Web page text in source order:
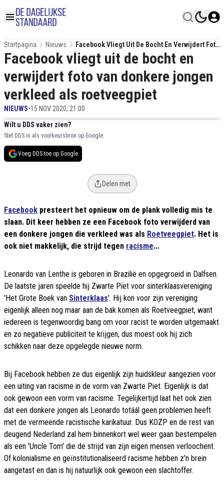
Startpagina Nieuws
Facebook Vliegt Uit De Bocht En Verwijdert Foto
Van Donkere Jongen Verkleed Als
Roetveegpiet
Facebook vliegt uit de bocht en
verwijdert foto van donkere jongen
verkleed als roetveegpiet
NIEUWS•15 NOV 2020, 21:00
Wilt u DDS vaker zien?
Stel DDS in als voorkeursbron op Google.
Voeg DDS toe op Google
Delen met
Facebook presteert het opnieuw om de plank volledig mis te
slaan. Dit keer hebben ze een Facebook foto verwijderd van
een donkere jongen die verkleed was als Roetveegpiet. Het is
ook niet makkelijk, die strijd tegen racisme...
Leonardo van Lenthe is geboren in Brazilië en opgegroeid in Dalfsen.
De laatste jaren speelde hij Zwarte Piet voor sinterklaasvereniging
'Het Grote Boek van Sinterklaas'. Hij kon voor zijn vereniging
eigenlijk alleen nog maar aan de bak komen als Roetveegpiet, want
iedereen is tegenwoordig bang om voor racist te worden uitgemaakt
en zo negatieve publiciteit te krijgen, dus moest ook hij zich
schikken naar deze opgelegde nieuwe norm.
Bij Facebook hebben ze dus eigenlijk zijn huidskleur aangezien voor
een uiting van racisme in de vorm van Zwarte Piet. Eigenlijk is dat
ook gewoon een vorm van racisme. Tegelijkertijd laat het ook zien
dat een donkere jongen als Leonardo totáál geen problemen heeft
met de vermeende racistische karikatuur. Dus KOZP en de rest van
deugend Nederland zal hem binnenkort wel weer gaan bestempelen
als een 'Uncle Tom' die de strijd van zijn eigen mensen verloochent.
Of kolonialisme en geïnstitutionaliseerd racisme hebben z'n brein
aangetast en dan is hij natuurlijk ook gewoon een slachtoffer.